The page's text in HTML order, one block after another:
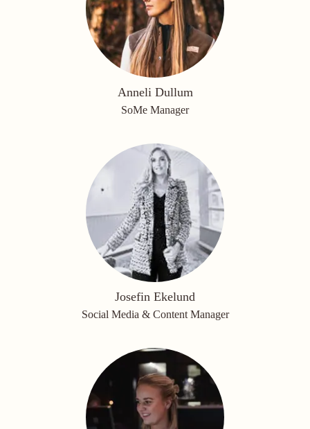
Anneli Dullum
SoMe Manager
Josefin Ekelund
Social Media & Content Manager